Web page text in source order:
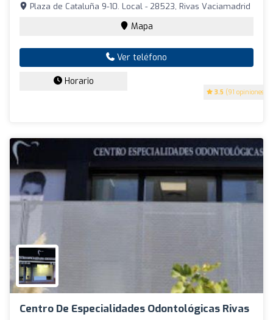
3.5 (91 opiniones)
Plaza de Cataluña 9-10. Local - 28523, Rivas Vaciamadrid
Mapa
Ver teléfono
Horario
Centro De Especialidades Odontológicas Rivas